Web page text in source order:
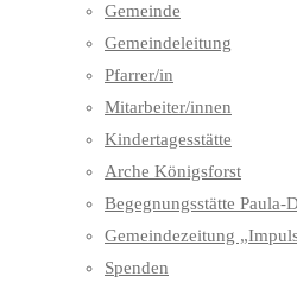
Gemeinde
Gemeindeleitung
Pfarrer/in
Mitarbeiter/innen
Kindertagesstätte
Arche Königsforst
Begegnungsstätte Paula-
Gemeindezeitung
Spenden